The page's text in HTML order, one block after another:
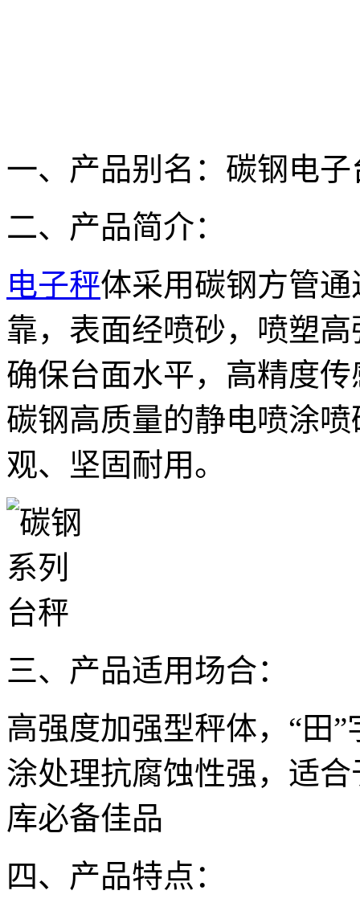
一、产品别名：碳钢电子
二、产品简介：
电子秤体采用碳钢方管
靠，表面经喷砂，喷塑
确保台面水平，高精度
碳钢高质量的静电喷涂
观、坚固耐用。
三、产品适用场合：
高强度加强型秤体，“田
涂处理抗腐蚀性强，适
库必备佳品
四、产品特点：